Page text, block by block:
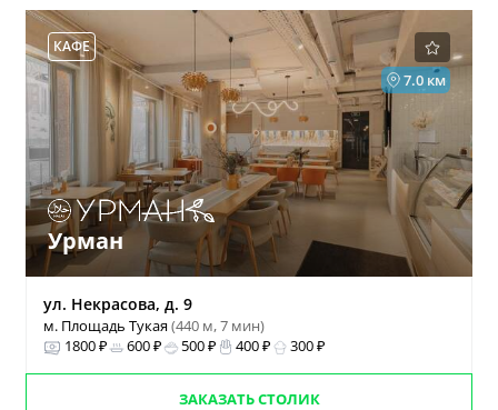
КАФЕ
7.0 км
Урман
ул. Некрасова, д. 9
м. Площадь Тукая(440 м, 7 мин)
1800 ₽
600 ₽ 500 ₽ 400 ₽ 300 ₽
ЗАКАЗАТЬ СТОЛИК